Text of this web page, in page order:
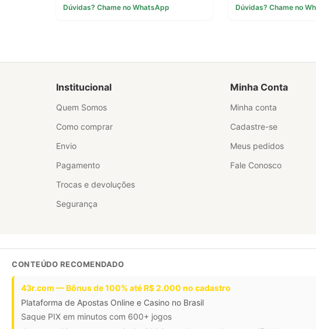
Dúvidas? Chame no WhatsApp Dúvidas? Chame no
Institucional
Quem Somos
Como comprar
Envio
Pagamento
Trocas e devoluções
Segurança
Minha Conta
Minha conta
Cadastre-se
Meus pedidos
Fale Conosco
CONTEÚDO RECOMENDADO
43r.com — Bônus de 100% até R$ 2.000 no cadastro
Plataforma de Apostas Online e Casino no Brasil
Saque PIX em minutos com 600+ jogos